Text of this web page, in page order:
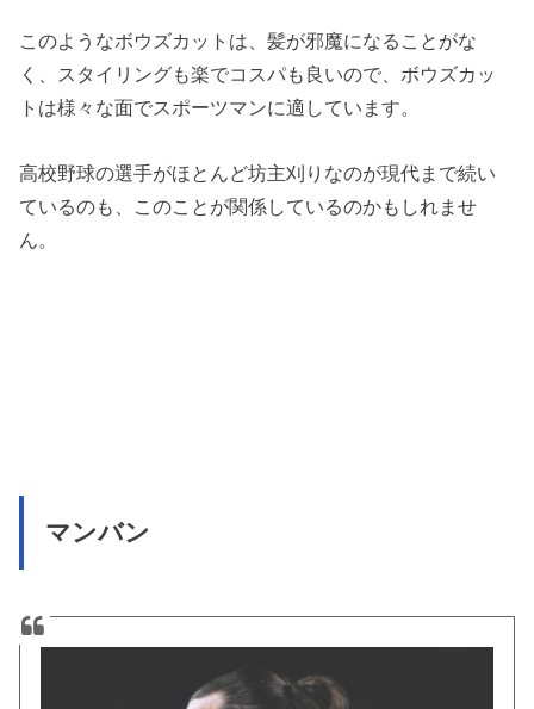
このようなボウズカットは、髪が邪魔になることがな
く、スタイリングも楽でコスパも良いので、ボウズカッ
トは様々な面でスポーツマンに適しています。
高校野球の選手がほとんど坊主刈りなのが現代まで続い
ているのも、このことが関係しているのかもしれませ
ん。
マンバン